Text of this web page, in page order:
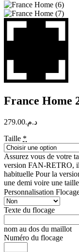
France Home
د.م.279.00
Taille *
Assurez vous de votre
version FAN-RETRO, il
habituelle Pour la
une demi voire une
Texte du flocage
nom au dos du maillot
Numéro du flocage